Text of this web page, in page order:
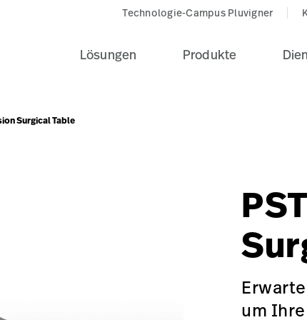
Technologie-Campus Pluvigner
Lösungen Produkte
Surgical Table
um